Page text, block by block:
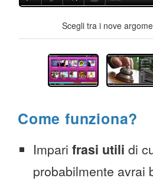
Scegli tra i nove
Come funziona?
Impari frasi utili di
probabilmente avrai